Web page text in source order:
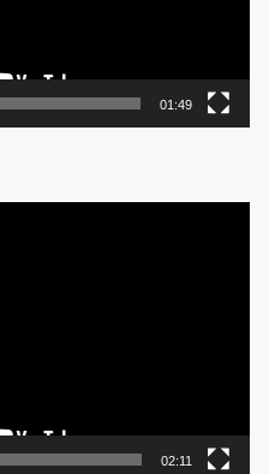
01:49
02:11